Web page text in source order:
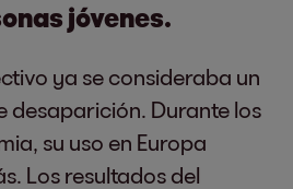
jóvenes.
ya se consideraba un
desaparición. Durante los
su uso en Europa
Los resultados del